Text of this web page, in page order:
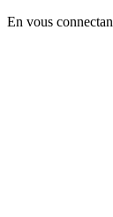
En vous